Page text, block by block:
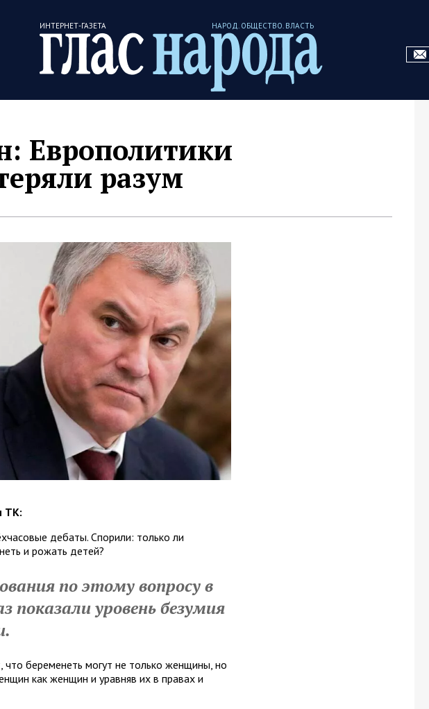
ИНТЕРНЕТ-ГАЗЕТА НАРОД. ОБЩЕСТВО. ВЛАСТЬ
Европолитики
разум
ТК:
дебаты. Спорили: только ли
и рожать детей?
по этому вопросу в
показали уровень безумия
что беременеть могут не только женщины, но
как женщин и уравняв их в правах и